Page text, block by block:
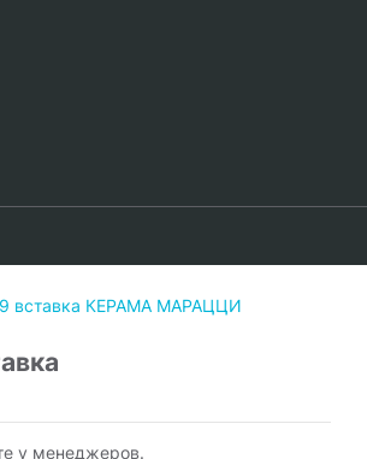
вставка КЕРАМА МАРАЦЦИ
у менеджеров.